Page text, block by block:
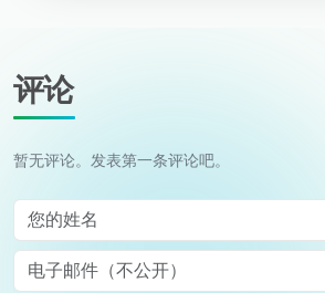
评论
暂无评论。发表第一条评论吧。
您的姓名
电子邮件（不公开）